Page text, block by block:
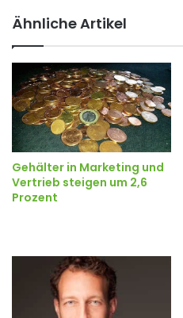
Ähnliche Artikel
Gehälter in Marketing und
Vertrieb steigen um 2,6
Prozent